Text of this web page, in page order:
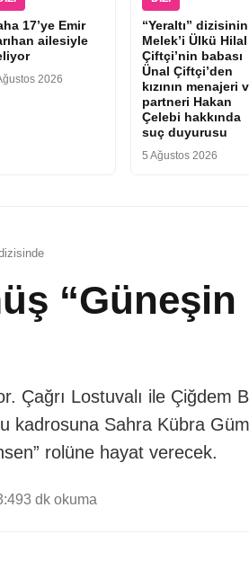
17’ye Emir
ailesiyle
2026
“Yeraltı” dizisinin
Melek’i Ülkü Hilal
Çiftçi’nin babası
Ünal Çiftçi’den
kızının menajeri
partneri Hakan
Çelebi hakkında
suç duyurusu
5 Ağustos 2026
Çağrı Lostuvalı ile Çiğdem
kadrosuna Sahra Kübra
rolüne hayat verecek.
3 dk okuma